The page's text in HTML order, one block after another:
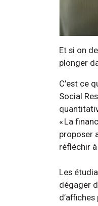
Et si on
plonger
C’est ce
Social
« La
proposer
réfléchir
Les
dégager